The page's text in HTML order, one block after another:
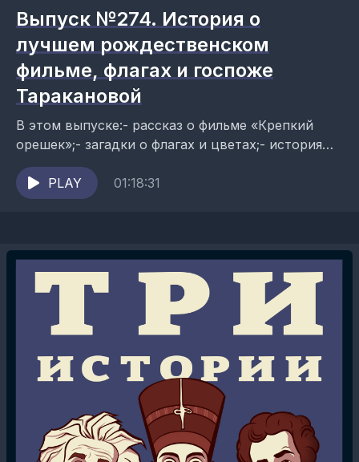
Выпуск №274. История о
лучшем рождественском
фильме, флагах и госпоже
Таракановой
В этом выпуске:- рассказ о фильме «Крепкий
орешек»;- загадки о флагах и цветах;- история
княжны Таракановой. Ведущие подкаста: Данил
Антоненков, Юля Быстрицкая и Александр...
PLAY 01:18:31